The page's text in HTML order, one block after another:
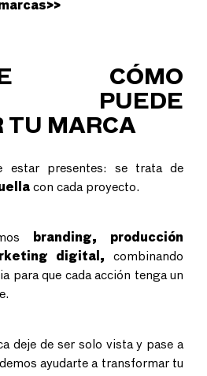
>>
CÓMO
PUEDE
TU MARCA
estar presentes: se trata de
con cada proyecto.
branding, producción
digital, combinando
para que cada acción tenga un
deje de ser solo vista y pase a
ayudarte a transformar tu